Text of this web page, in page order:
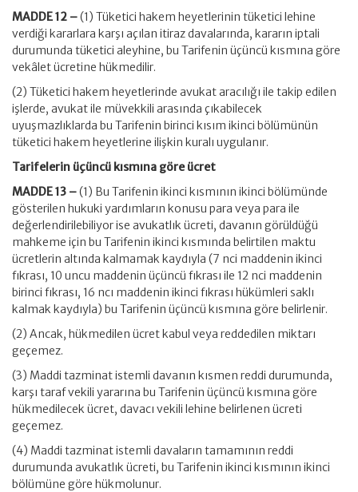
MADDE 12 –(1) Tüketici hakem heyetlerinin tüketici lehine
verdiği kararlara karşı açılan itiraz davalarında, kararın iptali
durumunda tüketici aleyhine, bu Tarifenin üçüncü kısmına göre
vekâlet ücretine hükmedilir.
(2) Tüketici hakem heyetlerinde avukat aracılığı ile takip edilen
işlerde, avukat ile müvekkili arasında çıkabilecek
uyuşmazlıklarda bu Tarifenin birinci kısım ikinci bölümünün
tüketici hakem heyetlerine ilişkin kuralı uygulanır.
Tarifelerin üçüncü kısmına göre ücret
MADDE 13 –(1) Bu Tarifenin ikinci kısmının ikinci bölümünde
gösterilen hukuki yardımların konusu para veya para ile
değerlendirilebiliyor ise avukatlık ücreti, davanın görüldüğü
mahkeme için bu Tarifenin ikinci kısmında belirtilen maktu
ücretlerin altında kalmamak kaydıyla (7 nci maddenin ikinci
fıkrası, 10 uncu maddenin üçüncü fıkrası ile 12 nci maddenin
birinci fıkrası, 16 ncı maddenin ikinci fıkrası hükümleri saklı
kalmak kaydıyla) bu Tarifenin üçüncü kısmına göre belirlenir.
(2) Ancak, hükmedilen ücret kabul veya reddedilen miktarı
geçemez.
(3) Maddi tazminat istemli davanın kısmen reddi durumunda,
karşı taraf vekili yararına bu Tarifenin üçüncü kısmına göre
hükmedilecek ücret, davacı vekili lehine belirlenen ücreti
geçemez.
(4) Maddi tazminat istemli davaların tamamının reddi
durumunda avukatlık ücreti, bu Tarifenin ikinci kısmının ikinci
bölümüne göre hükmolunur.